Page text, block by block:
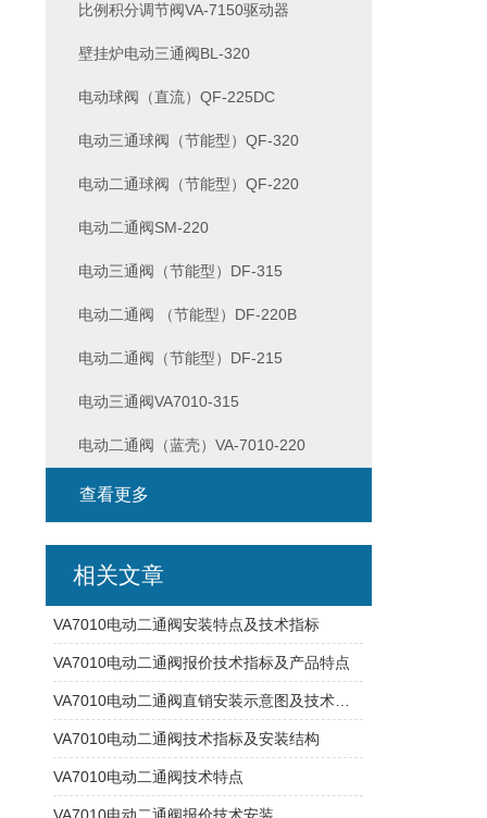
比例积分调节阀VA-7150驱动器
壁挂炉电动三通阀BL-320
电动球阀（直流）QF-225DC
电动三通球阀（节能型）QF-320
电动二通球阀（节能型）QF-220
电动二通阀SM-220
电动三通阀（节能型）DF-315
电动二通阀 （节能型）DF-220B
电动二通阀（节能型）DF-215
电动三通阀VA7010-315
电动二通阀（蓝壳）VA-7010-220
查看更多
相关文章
VA7010电动二通阀安装特点及技术指标
VA7010电动二通阀报价技术指标及产品特点
VA7010电动二通阀技术指标及安装结构
VA7010电动二通阀技术特点